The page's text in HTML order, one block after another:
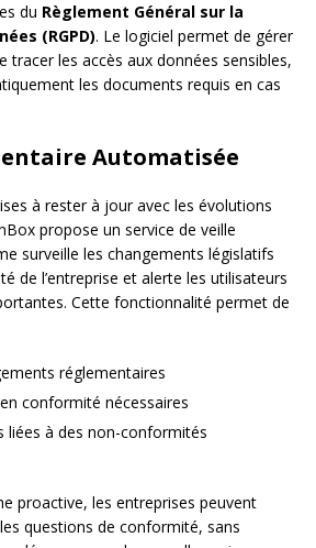
du Règlement Général sur la
(RGPD). Le logiciel permet de gérer
tracer les accès aux données sensibles,
les documents requis en cas
Automatisée
à rester à jour avec les évolutions
propose un service de veille
surveille les changements législatifs
de l’entreprise et alerte les utilisateurs
Cette fonctionnalité permet de
réglementaires
conformité nécessaires
liées à des non-conformités
proactive, les entreprises peuvent
questions de conformité, sans